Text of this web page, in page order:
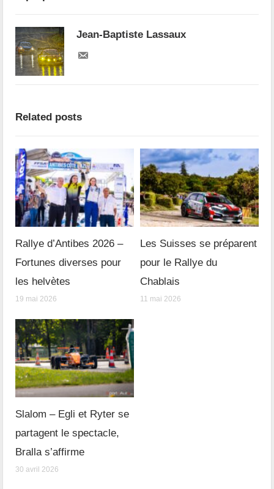
Jean-Baptiste Lassaux
Related posts
Rallye d’Antibes 2026 –
Fortunes diverses pour
les helvètes
19 mai 2026
Les Suisses se préparent
pour le Rallye du
Chablais
11 mai 2026
Slalom – Egli et Ryter se
partagent le spectacle,
Bralla s’affirme
30 avril 2026